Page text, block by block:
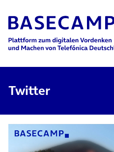
Main Navigation
Twitter